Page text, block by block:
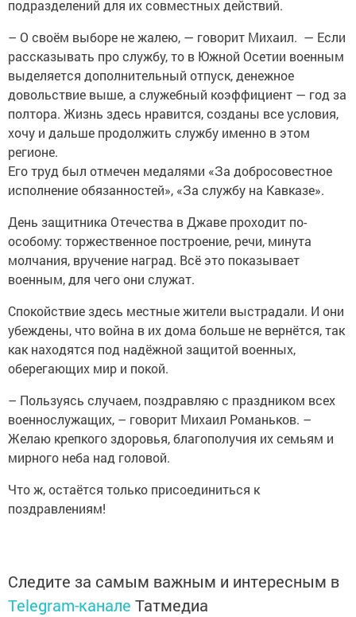
подразделений для их совместных действий.
– О своём выборе не жалею, — говорит Михаил. — Если
рассказывать про службу, то в Южной Осетии военным
выделяется дополнительный отпуск, денежное
довольствие выше, а служебный коэффициент — год за
полтора. Жизнь здесь нравится, созданы все условия,
хочу и дальше продолжить службу именно в этом
регионе.
Его труд был отмечен медалями «За добросовестное
исполнение обязанностей», «За службу на Кавказе».
День защитника Отечества в Джаве проходит по-
особому: торжественное построение, речи, минута
молчания, вручение наград. Всё это показывает
военным, для чего они служат.
Спокойствие здесь местные жители выстрадали. И они
убеждены, что война в их дома больше не вернётся, так
как находятся под надёжной защитой военных,
оберегающих мир и покой.
– Пользуясь случаем, поздравляю с праздником всех
военнослужащих, – говорит Михаил Романьков. –
Желаю крепкого здоровья, благополучия их семьям и
мирного неба над головой.
Что ж, остаётся только присоединиться к
поздравлениям!
Следите за самым важным и интересным в
Telegram-канале Татмедиа